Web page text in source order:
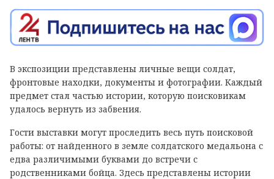
В экспозиции представлены личные вещи солдат,
фронтовые находки, документы и фотографии. Каждый
предмет стал частью истории, которую поисковикам
удалось вернуть из забвения.
Гости выставки могут проследить весь путь поисковой
работы: от найденного в земле солдатского медальона с
едва различимыми буквами до встречи с
родственниками бойца. Здесь представлены истории